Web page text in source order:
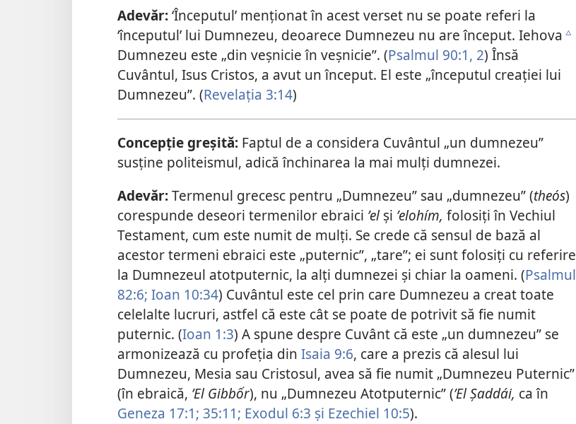
Adevăr:‘Începutul’ menționat în acest verset nu se poate referi la
‘începutul’ lui Dumnezeu, deoarece Dumnezeu nu are început. Iehova c
Dumnezeu este „din veșnicie în veșnicie”. (Psalmul 90:1, 2) Însă
Cuvântul, Isus Cristos, a avut un început. El este „începutul creației lui
Dumnezeu”. (Revelația 3:14)
Concepție greșită: Faptul de a considera Cuvântul „un dumnezeu”
susține politeismul, adică închinarea la mai mulți dumnezei.
Adevăr:Termenul grecesc pentru „Dumnezeu” sau „dumnezeu” (theós)
corespunde deseori termenilor ebraici ʼelși ʼelohím, folosiți în Vechiul
Testament, cum este numit de mulți. Se crede că sensul de bază al
acestor termeni ebraici este „puternic”, „tare”; ei sunt folosiți cu referire
la Dumnezeul atotputernic, la alți dumnezei și chiar la oameni. (Psalmul
82:6; Ioan 10:34) Cuvântul este cel prin care Dumnezeu a creat toate
celelalte lucruri, astfel că este cât se poate de potrivit să fie numit
puternic. (Ioan 1:3) A spune despre Cuvânt că este „un dumnezeu” se
armonizează cu profeția din Isaia 9:6, care a prezis că alesul lui
Dumnezeu, Mesia sau Cristosul, avea să fie numit „Dumnezeu Puternic”
(în ebraică, ʼEl Gibbốr), nu „Dumnezeu Atotputernic” (ʼEl Șaddái, ca în
Geneza 17:1; 35:11; Exodul 6:3 și Ezechiel 10:5).